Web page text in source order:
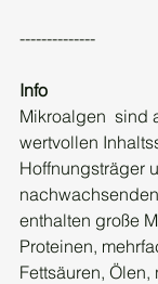
--------------
Info
Mikroalgen  sind
wertvollen
Hoffnungsträger
enthalten große
Proteinen,
Fettsäuren, Ölen,